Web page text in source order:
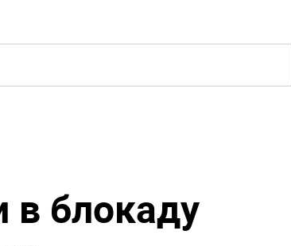
после
Слуцкий выступил с
прощальным заявлением